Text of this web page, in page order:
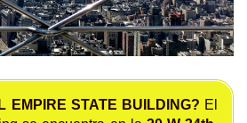
EMPIRE STATE BUILDING? El